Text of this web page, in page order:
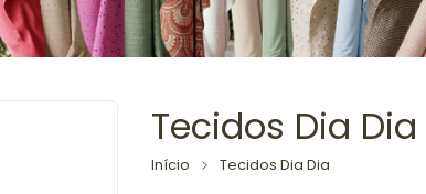
Tecidos Dia Dia
Início Tecidos Dia Dia